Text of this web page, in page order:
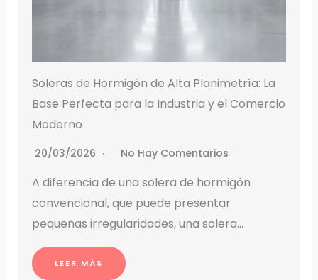
Soleras de Hormigón de Alta Planimetría: La
Base Perfecta para la Industria y el Comercio
Moderno
20/03/2026 No Hay Comentarios
A diferencia de una solera de hormigón
convencional, que puede presentar
pequeñas irregularidades, una solera…
LEER MÁS